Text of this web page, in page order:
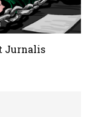
Jurnalis